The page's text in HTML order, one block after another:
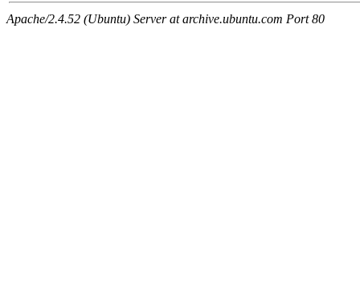
Apache/2.4.52 (Ubuntu) Server at archive.ubuntu.com Port 80